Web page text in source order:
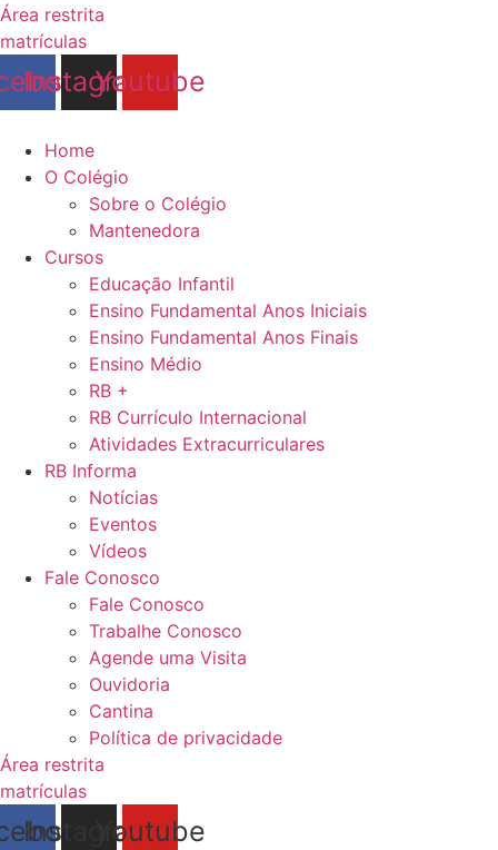
Área restrita
matrículas
Instagram
Youtube
Home
O Colégio
Sobre o Colégio
Mantenedora
Cursos
Educação Infantil
Ensino Fundamental Anos Iniciais
Ensino Fundamental Anos Finais
Ensino Médio
RB +
RB Currículo Internacional
Atividades Extracurriculares
RB Informa
Notícias
Eventos
Vídeos
Fale Conosco
Fale Conosco
Trabalhe Conosco
Agende uma Visita
Ouvidoria
Cantina
Política de privacidade
Área restrita
matrículas
InstagramYoutube